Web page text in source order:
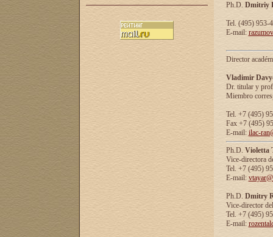
Ph.D. Dmitriy
Tel. (495) 953-
E-mail:
Director
Vladimir
Dr. titular y
Miembro
Tel. +7 (495)
Fax +7 (495)
E-mail: ilac-
Ph.D. Violetta
Vice-directora
Tel. +7 (495)
E-mail:
Ph.D. Dmitry
Vice-director
Tel. +7 (495)
E-mail: